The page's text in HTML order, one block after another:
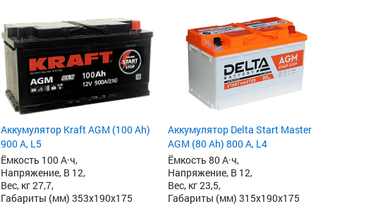
Аккумулятор Kraft AGM (100 Ah)
900 А, L5
Ёмкость 100 А·ч,
Напряжение, В 12,
Вес, кг 27,7,
Габариты (мм) 353x190x175
Аккумулятор Delta Start Master
AGM (80 Ah) 800 А, L4
Ёмкость 80 А·ч,
Напряжение, В 12,
Вес, кг 23,5,
Габариты (мм) 315x190x175